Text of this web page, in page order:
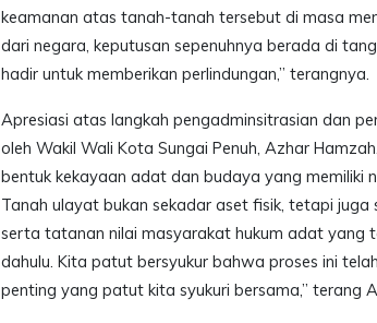
keamanan atas tanah-tanah tersebut di masa
dari negara, keputusan sepenuhnya berada di
hadir untuk memberikan perlindungan,” terangnya.
Apresiasi atas langkah pengadminsitrasian dan
oleh Wakil Wali Kota Sungai Penuh, Azhar
bentuk kekayaan adat dan budaya yang memiliki
Tanah ulayat bukan sekadar aset fisik, tetapi
serta tatanan nilai masyarakat hukum adat yang
dahulu. Kita patut bersyukur bahwa proses ini
penting yang patut kita syukuri bersama,” terang